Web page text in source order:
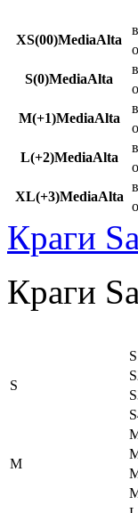
XS(00)MediaAlta
S(0)MediaAlta
M(+1)MediaAlta
L(+2)MediaAlta
XL(+3)MediaAlta
Краги
Краги
S
M